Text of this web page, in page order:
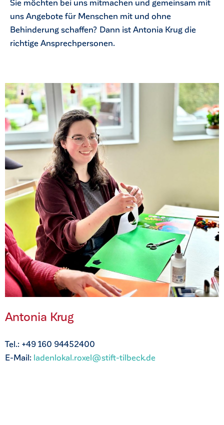
Sie möchten bei uns mitmachen und gemeinsam mit
uns Angebote für Menschen mit und ohne
Behinderung schaffen? Dann ist Antonia Krug die
richtige Ansprechpersonen.
Antonia Krug
Tel.: +49 160 94452400
E-Mail: ladenlokal.roxel@stift-tilbeck.de